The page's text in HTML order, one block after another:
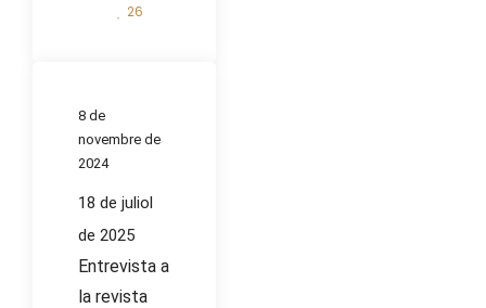
26
8 de
novembre de
2024
18 de juliol
de 2025
Entrevista a
la revista